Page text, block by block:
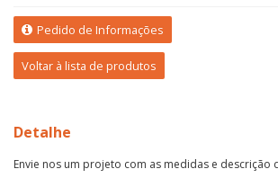
Pedido de Informações
Voltar à lista de produtos
Detalhe
Envie nos um projeto com as medidas e descrição